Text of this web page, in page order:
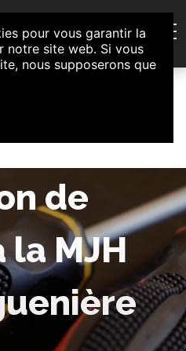
et d'Initiatives Citoyennes
de
la MJH
pour vous garantir la
notre site web. Si vous
nous supposerons que